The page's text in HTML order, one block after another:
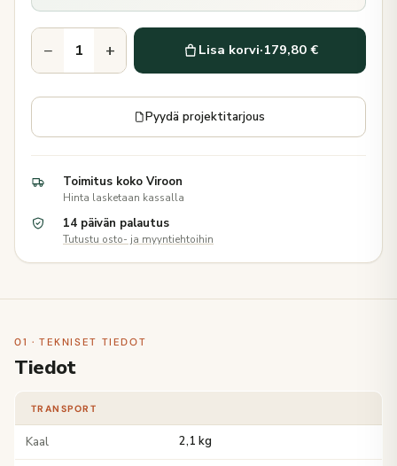
− + Lisa korvi·179,80 €
Pyydä projektitarjous
Toimitus koko Viroon
Hinta lasketaan kassalla
14 päivän palautus
Tutustu osto- ja myyntiehtoihin
01 · TEKNISET TIEDOT
Tiedot
TRANSPORT
Kaal 2,1 kg